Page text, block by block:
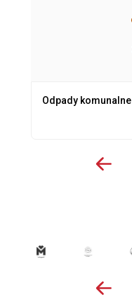
Odpady komunalne